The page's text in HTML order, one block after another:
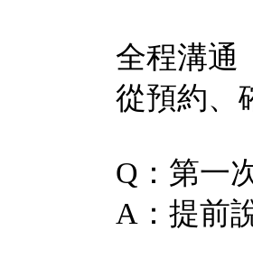
全程溝通
從預約、
Q：第一
A：提前